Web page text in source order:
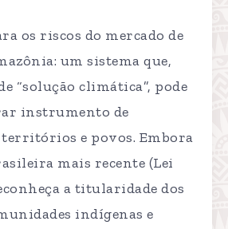
os riscos do mercado de
um sistema que,
“solução climática”, pode
instrumento de
e povos. Embora
mais recente (Lei
a titularidade dos
indígenas e